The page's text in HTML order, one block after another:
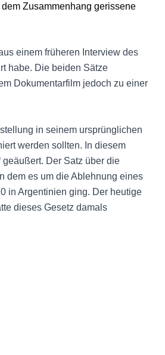
Zusammenhang gerissene
einem früheren Interview des
habe. Die beiden Sätze
Dokumentarfilm jedoch zu einer
in seinem ursprünglichen
werden sollten. In diesem
Der Satz über die
dem es um die Ablehnung eines
in Argentinien ging. Der heutige
dieses Gesetz damals